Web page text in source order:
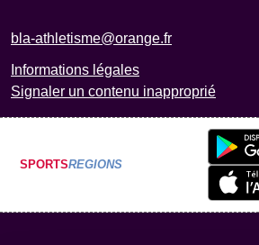
bla-athletisme@orange.fr
Informations légales
Signaler un contenu inapproprié
SPORTSREGIONS